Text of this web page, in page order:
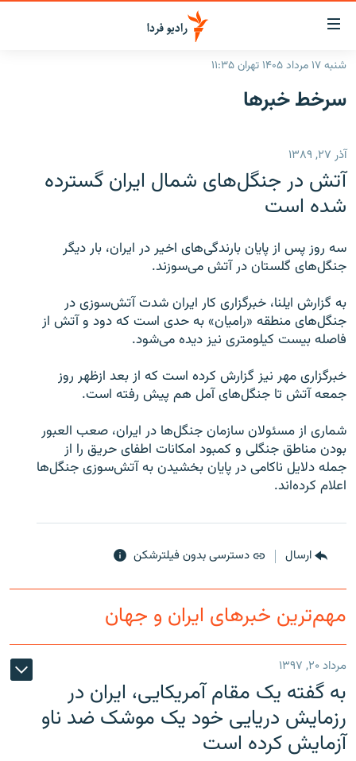
لینک‌های
قابلیت
دسترسی
بازگشت
اصلی
رفتن
صفحه
ایران
رادیو
انتخاب کنید و بشنوید
فرکانس‌ها
پادکست
گزارش‌های تصویری
زنان فردا
English
به ما بپیوندید
زبان‌های دیگر
شنبه ۱۷ مرداد ۱۴۰۵ تهران ۱۱:۳۵
سرخط‌ خبرها
آذر ۲۷, ۱۳۸۹
آتش‌ در جنگل‌های شمال ایران گسترده
شده است
سه روز پس از پایان بارندگی‌های اخیر در ایران،‌ بار دیگر
جنگل‌‌های گلستان در آتش می‌سوزند.
به گزارش ایلنا،‌ خبرگزاری کار ایران شدت آتش‌سوزی در
جنگل‌های منطقه «رامیان» به حدی است که دود و آتش از
فاصله بیست کیلومتری نیز دیده می‌شود.
خبرگزاری مهر نیز گزارش کرده است که از بعد ازظهر روز
جمعه آتش تا جنگل‌های آمل هم پیش رفته است.
شماری از مسئولان سازمان جنگل‌ها در ایران، صعب العبور
بودن مناطق جنگلی و کمبود امکانات اطفای حریق را از
جمله دلایل ناکامی در پایان بخشیدن به آتش‌سوزی جنگل‌ها
اعلام کرده‌اند.
ارسال دسترسی بدون فیلترشکن
مهم‌ترین خبرهای ایران و جهان
مرداد ۲۰, ۱۳۹۷
به گفته یک مقام آمریکایی، ایران در
رزمایش دریایی خود یک موشک ضد ناو
آزمایش کرده است